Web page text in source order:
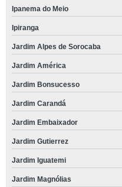
Ipanema do Meio
Ipiranga
Jardim Alpes de Sorocaba
Jardim América
Jardim Bonsucesso
Jardim Carandá
Jardim Embaixador
Jardim Gutierrez
Jardim Iguatemi
Jardim Magnólias